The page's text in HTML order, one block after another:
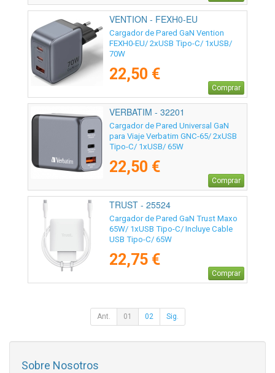
VENTION - FEXH0-EU
Cargador de Pared GaN Vention
FEXH0-EU/ 2xUSB Tipo-C/ 1xUSB/
70W
22,50 €
Comprar
VERBATIM - 32201
Cargador de Pared Universal GaN
para Viaje Verbatim GNC-65/ 2xUSB
Tipo-C/ 1xUSB/ 65W
22,50 €
Comprar
TRUST - 25524
Cargador de Pared GaN Trust Maxo
65W/ 1xUSB Tipo-C/ Incluye Cable
USB Tipo-C/ 65W
22,75 €
Comprar
Ant. 01 02 Sig.
Sobre Nosotros